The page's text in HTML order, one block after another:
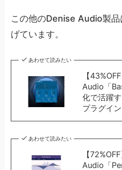
この他のDenise Audio製品
げています。
あわせて読みたい
【
Audio「
化で活躍
プラグイ
あわせて読みたい
【
Audio「